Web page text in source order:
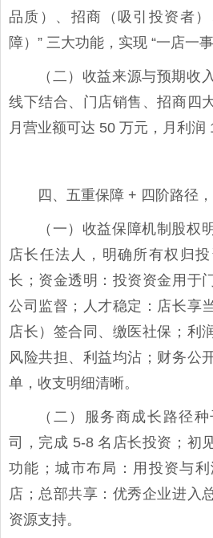
品质）、招商（吸引投资者
障）” 三大功能，实现 “一店一事
（二）收益来源与预期收
线下结合、门店销售、招商四
月营业额可达 50 万元，月利润
四、五重保障 + 四阶路径
（一）收益保障机制股权
店长任法人，明确所有权归
长；资金透明：投资资金用于
公司监督；人才稳定：店长享
店长）签合同、缴医社保；利
风险共担、利益均沾；财务公
单，收支明细清晰。
（二）服务商成长路径
司，完成 5-8 名店长投资；初
功能；城市布局：用投资与
店；总部共享：优秀企业进入
资源支持。